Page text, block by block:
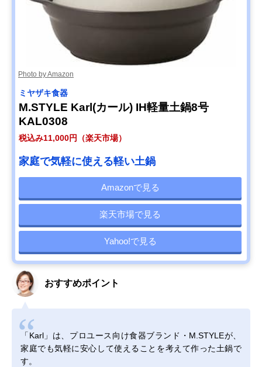
Photo by Amazon
ミヤザキ食器
M.STYLE Karl(カール) IH軽量土鍋8号
KAL0308
税込み11,000円（楽天市場）
家庭で気軽に使える軽い土鍋
Amazonで見る
楽天市場で見る
Yahoo!で見る
おすすめポイント
「Karl」は、プロユース向け食器ブランド・M.STYLEが、
家庭でも気軽に安心して使えることを考えて作った土鍋で
す。